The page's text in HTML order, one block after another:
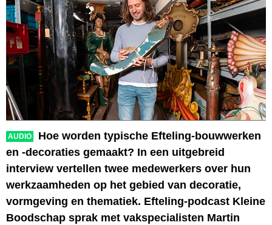
AUDIO
Hoe worden typische Efteling-bouwwerken
en -decoraties gemaakt? In een uitgebreid
interview vertellen twee medewerkers over hun
werkzaamheden op het gebied van decoratie,
vormgeving en thematiek. Efteling-podcast Kleine
Boodschap sprak met vakspecialisten Martin